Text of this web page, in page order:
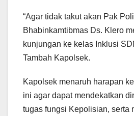
“Agar tidak takut akan Pak
Bhabinkamtibmas Ds. Klero
kunjungan ke kelas Inklusi
Tambah Kapolsek.
Kapolsek menaruh harapan
ini agar dapat mendekatkan
tugas fungsi Kepolisian, serta